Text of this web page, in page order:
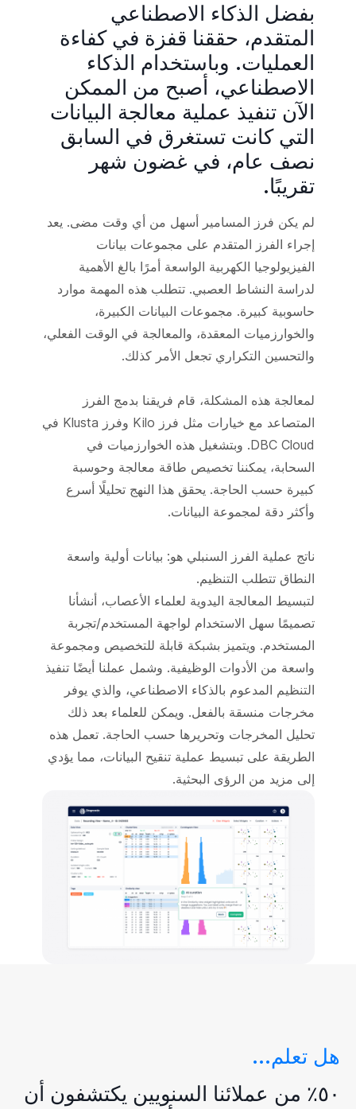
بفضل الذكاء الاصطناعي
المتقدم، حققنا قفزة في كفاءة
العمليات. وباستخدام الذكاء
الاصطناعي، أصبح من الممكن
الآن تنفيذ عملية معالجة البيانات
التي كانت تستغرق في السابق
نصف عام، في غضون شهر
تقريبًا.
لم يكن فرز المسامير أسهل من أي وقت مضى. يعد
إجراء الفرز المتقدم على مجموعات بيانات
الفيزيولوجيا الكهربية الواسعة أمرًا بالغ الأهمية
لدراسة النشاط العصبي. تتطلب هذه المهمة موارد
حاسوبية كبيرة. مجموعات البيانات الكبيرة،
والخوارزميات المعقدة، والمعالجة في الوقت الفعلي،
والتحسين التكراري تجعل الأمر كذلك.
لمعالجة هذه المشكلة، قام فريقنا بدمج الفرز
المتصاعد مع خيارات مثل فرز Kilo وفرز Klusta في
DBC Cloud. وبتشغيل هذه الخوارزميات في
السحابة، يمكننا تخصيص طاقة معالجة وحوسبة
كبيرة حسب الحاجة. يحقق هذا النهج تحليلًا أسرع
وأكثر دقة لمجموعة البيانات.
ناتج عملية الفرز السنبلي هو: بيانات أولية واسعة
النطاق تتطلب التنظيم.
لتبسيط المعالجة اليدوية لعلماء الأعصاب، أنشأنا
تصميمًا سهل الاستخدام لواجهة المستخدم/تجربة
المستخدم. ويتميز بشبكة قابلة للتخصيص ومجموعة
واسعة من الأدوات الوظيفية. وشمل عملنا أيضًا تنفيذ
التنظيم المدعوم بالذكاء الاصطناعي، والذي يوفر
مخرجات منسقة بالفعل. ويمكن للعلماء بعد ذلك
تحليل المخرجات وتحريرها حسب الحاجة. تعمل هذه
الطريقة على تبسيط عملية تنقيح البيانات، مما يؤدي
إلى مزيد من الرؤى البحثية.
هل تعلم...
٥٠٪ من عملائنا السنويين يكتشفون أن